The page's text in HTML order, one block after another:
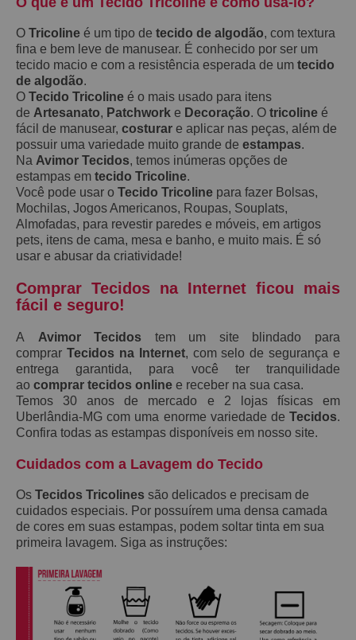
O Tricoline é um tipo de tecido de algodão, com textura
fina e bem leve de manusear. É conhecido por ser um
tecido macio e com a resistência esperada de um tecido
de algodão.
O Tecido Tricoline é o mais usado para itens
de Artesanato, Patchwork e Decoração. O tricoline é
fácil de manusear, costurar e aplicar nas peças, além de
possuir uma variedade muito grande de estampas.
Na Avimor Tecidos, temos inúmeras opções de
estampas em tecido Tricoline.
Você pode usar o Tecido Tricoline para fazer Bolsas,
Mochilas, Jogos Americanos, Roupas, Souplats,
Almofadas, para revestir paredes e móveis, em artigos
pets, itens de cama, mesa e banho, e muito mais. É só
usar e abusar da criatividade!
Comprar Tecidos na Internet ficou mais
fácil e seguro!
A Avimor Tecidos tem um site blindado para
comprar Tecidos na Internet, com selo de segurança e
entrega garantida, para você ter tranquilidade
ao comprar tecidos online e receber na sua casa.
Temos 30 anos de mercado e 2 lojas físicas em
Uberlândia-MG com uma enorme variedade de Tecidos.
Confira todas as estampas disponíveis em nosso site.
Cuidados com a Lavagem do Tecido
Os Tecidos Tricolines são delicados e precisam de
cuidados especiais. Por possuírem uma densa camada
de cores em suas estampas, podem soltar tinta em sua
primeira lavagem. Siga as instruções: